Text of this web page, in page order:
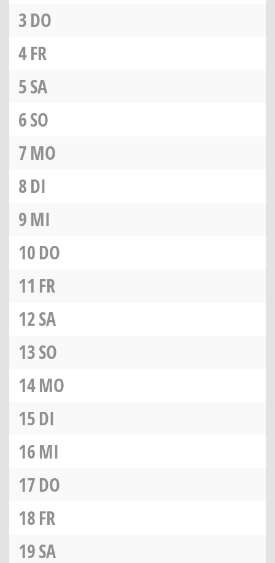
3DO
4FR
5SA
6SO
7MO
8DI
9MI
10DO
11 FR
12SA
13SO
14MO
15DI
16MI
17DO
18FR
19SA